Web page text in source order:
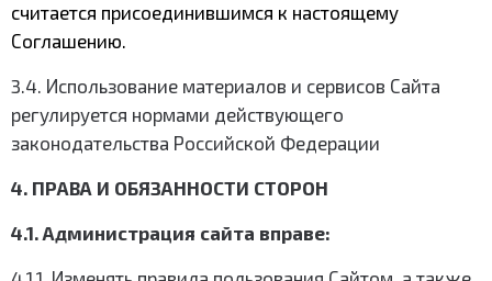
считается присоединившимся к настоящему
Соглашению.
3.4. Использование материалов и сервисов Сайта
регулируется нормами действующего
законодательства Российской Федерации
4. ПРАВА И ОБЯЗАННОСТИ СТОРОН
4.1. Администрация сайта вправе: